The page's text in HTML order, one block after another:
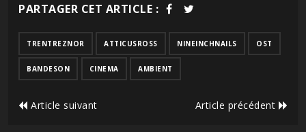
PARTAGER CET ARTICLE :
TRENTREZNOR ATTICUSROSS NINEINCHNAILS OST
BANDESON CINEMA AMBIENT
Article suivant Article précédent